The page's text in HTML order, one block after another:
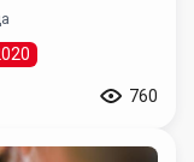
760